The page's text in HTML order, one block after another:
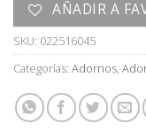
AÑADIR A
SKU: 022516045
Categorías: Adornos,